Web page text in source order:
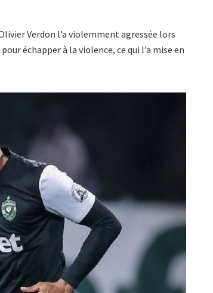
Verdon l’a violemment agressée lors
échapper à la violence, ce qui l’a mise en